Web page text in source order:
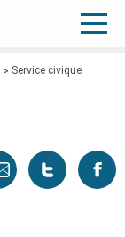
Service civique
Envoyer Tweeter